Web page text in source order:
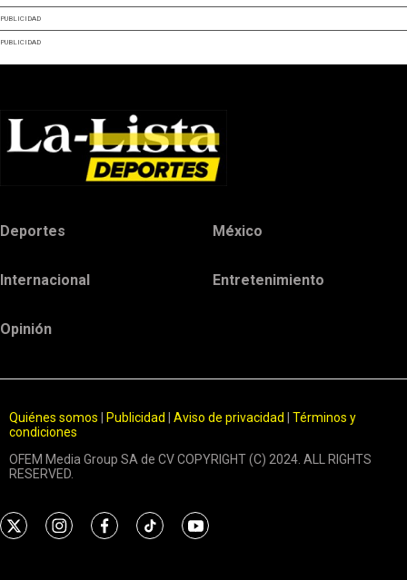
PUBLICIDAD
PUBLICIDAD
Deportes México
Internacional Entretenimiento
Opinión
Quiénes somos Publicidad Aviso de privacidad
Términos y
condiciones
OFEM Media Group SA de CV COPYRIGHT (C) 2024. ALL RIGHTS
RESERVED.
t
i
f
t
y